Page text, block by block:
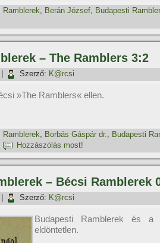
Ramblerek, Berán József, Budapesti
– The Ramblers 3:2
Szerző: K@rcsi
»The Ramblers« ellen.
Ramblerek, Borbás Gáspár dr., Budapesti
Hozzászólás most!
– Bécsi Ramblerek
Szerző: K@rcsi
Budapesti Ramblerek és
eldöntetlen.